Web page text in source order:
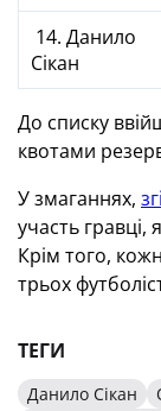
14. Данило
Сікан
До списку
квотами
У змаганнях,
участь гравці,
Крім того,
трьох
ТЕГИ
Данило Сікан